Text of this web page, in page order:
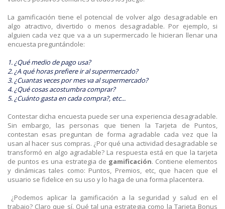
La gamificación tiene el potencial de volver algo desagradable en
algo atractivo, divertido o menos desagradable. Por ejemplo, si
alguien cada vez que va a un supermercado le hicieran llenar una
encuesta preguntándole:
1. ¿Qué medio de pago usa?
2. ¿A qué horas prefiere ir al supermercado?
3. ¿Cuantas veces por mes va al supermercado?
4. ¿Qué cosas acostumbra comprar?
5. ¿Cuánto gasta en cada compra?, etc...
Contestar dicha encuesta puede ser una experiencia desagradable.
Sin embargo, las personas que tienen la Tarjeta de Puntos,
contestan esas preguntan de forma agradable cada vez que la
usan al hacer sus compras. ¿Por qué una actividad desagradable se
transformó en algo agradable? La respuesta está en que la tarjeta
de puntos es una estrategia de gamificación. Contiene elementos
y dinámicas tales como: Puntos, Premios, etc, que hacen que el
usuario se fidelice en su uso y lo haga de una forma placentera.
¿Podemos aplicar la gamificación a la seguridad y salud en el
trabajo? Claro que sí. Qué tal una estrategia como la Tarjeta Bonus